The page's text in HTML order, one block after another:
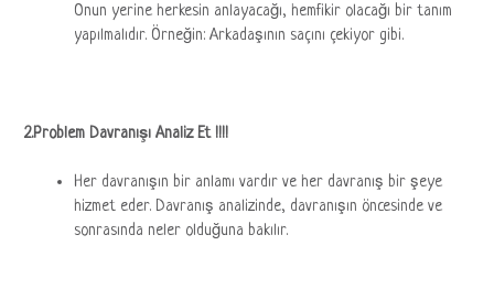
Onun yerine herkesin anlayacağı, hemfikir olacağı bir tanım
yapılmalıdır. Örneğin: Arkadaşının saçını çekiyor gibi.
2.Problem Davranışı Analiz Et !!!!
Her davranışın bir anlamı vardır ve her davranış bir şeye
hizmet eder. Davranış analizinde, davranışın öncesinde ve
sonrasında neler olduğuna bakılır.